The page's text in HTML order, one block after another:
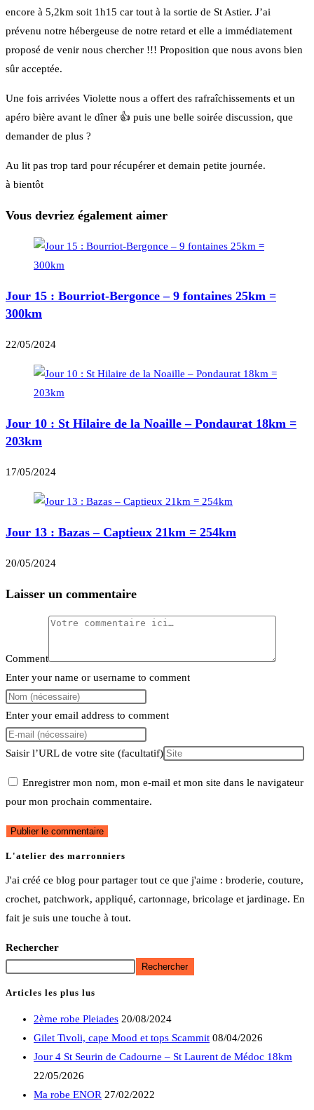
encore à 5,2km soit 1h15 car tout à la sortie de St Astier. J’ai
prévenu notre hébergeuse de notre retard et elle a immédiatement
proposé de venir nous chercher !!! Proposition que nous avons bien
sûr acceptée.
Une fois arrivées Violette nous a offert des rafraîchissements et un
apéro bière avant le dîner 👍 puis une belle soirée discussion, que
demander de plus ?
Au lit pas trop tard pour récupérer et demain petite journée.
à bientôt
Vous devriez également aimer
Jour 15 : Bourriot-Bergonce – 9 fontaines 25km =
300km
22/05/2024
Jour 10 : St Hilaire de la Noaille – Pondaurat 18km =
203km
17/05/2024
Jour 13 : Bazas – Captieux 21km = 254km
20/05/2024
Laisser un commentaire
Comment
Enter your name or username to comment
Enter your email address to comment
Saisir l’URL de votre site (facultatif)
Enregistrer mon nom, mon e-mail et mon site dans le navigateur
pour mon prochain commentaire.
L'atelier des marronniers
J'ai créé ce blog pour partager tout ce que j'aime : broderie, couture,
crochet, patchwork, appliqué, cartonnage, bricolage et jardinage. En
fait je suis une touche à tout.
Rechercher
Rechercher
Articles les plus lus
2ème robe Pleiades 20/08/2024
Gilet Tivoli, cape Mood et tops Scammit 08/04/2026
Jour 4 St Seurin de Cadourne – St Laurent de Médoc 18km
22/05/2026
Ma robe ENOR 27/02/2022